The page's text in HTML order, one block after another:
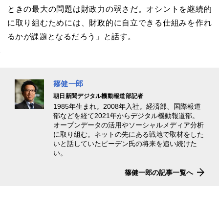
ときの最大の問題は財政力の弱さだ。オシントを継続的
に取り組むためには、財政的に自立できる仕組みを作れ
るかが課題となるだろう」と話す。
篠健一郎
朝日新聞デジタル機動報道部記者
1985年生まれ。2008年入社。経済部、国際報道
部などを経て2021年からデジタル機動報道部。
オープンデータの活用やソーシャルメディア分析
に取り組む。ネットの先にある戦地で取材をした
いと話していたピーデン氏の将来を追い続けた
い。
篠健一郎の記事一覧へ